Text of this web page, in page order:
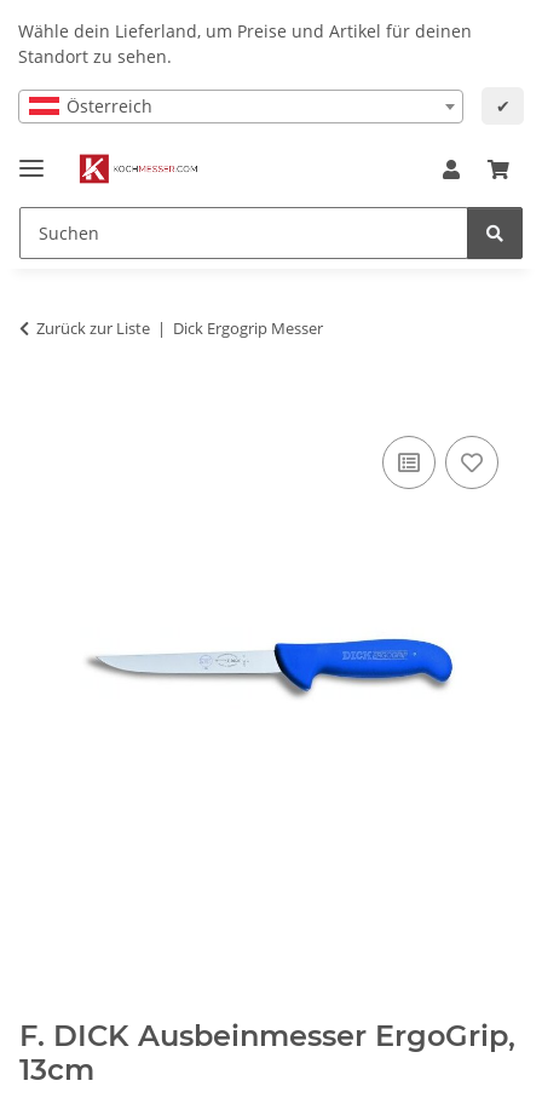
Wähle dein Lieferland, um Preise und Artikel für deinen
Standort zu sehen.
Österreich ✔
Zurück zur Liste Dick Ergogrip Messer
F. DICK Ausbeinmesser ErgoGrip,
13cm